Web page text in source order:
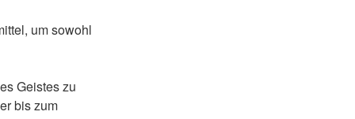
um sowohl
Geistes zu
bis zum